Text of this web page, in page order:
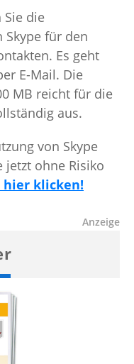
Sie die
für den
Es geht
E-Mail. Die
MB reicht für die
aus.
von Skype
jetzt ohne Risiko
hier klicken!